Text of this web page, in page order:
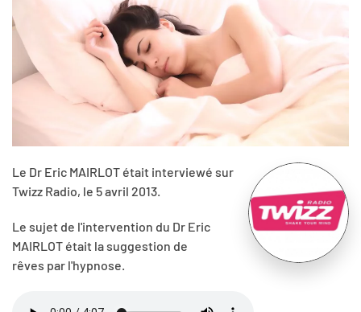
Le Dr Eric MAIRLOT était interviewé sur
Twizz Radio, le 5 avril 2013.
Le sujet de l'intervention du Dr Eric
MAIRLOT était la suggestion de
rêves par l'hypnose.